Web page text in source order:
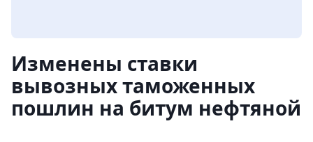
Изменены ставки
вывозных таможенных
пошлин на битум нефтяной